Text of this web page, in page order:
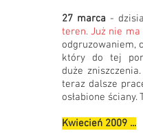
27 marca -
teren. Już nie
odgruzowaniem,
który do tej
duże
teraz dalsze
osłabione
Kwiecień 2009 ...